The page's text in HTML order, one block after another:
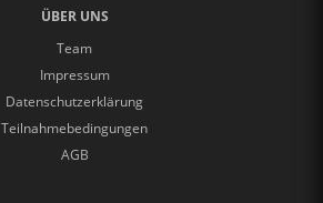
ÜBER UNS
Team
Impressum
Datenschutzerklärung
Teilnahmebedingungen
AGB